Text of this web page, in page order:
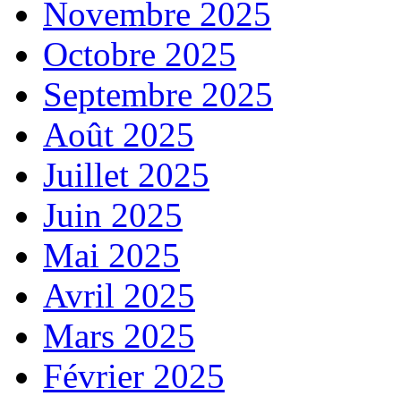
Novembre 2025
Octobre 2025
Septembre 2025
Août 2025
Juillet 2025
Juin 2025
Mai 2025
Avril 2025
Mars 2025
Février 2025